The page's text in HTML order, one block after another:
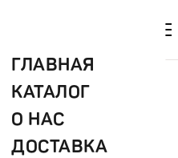
ГЛАВНАЯ
КАТАЛОГ
О НАС
ДОСТАВКА